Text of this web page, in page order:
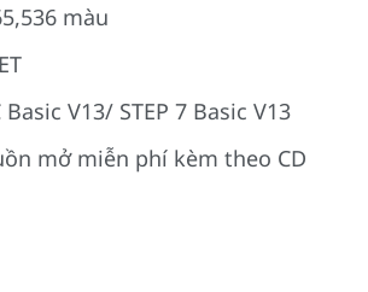
màu
V13/ STEP 7 Basic V13
mở miễn phí kèm theo CD